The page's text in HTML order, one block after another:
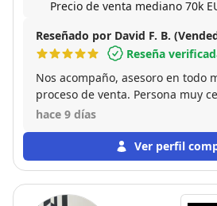
Precio de venta mediano 70k
Reseñado por David F. B.
Reseña
Nos acompaño, asesoro en todo
proceso de venta. Persona muy
entiende y se adapta a las
mes. Para mi, un 10 tanto como
persona.
hace 9 días
Ver perfil